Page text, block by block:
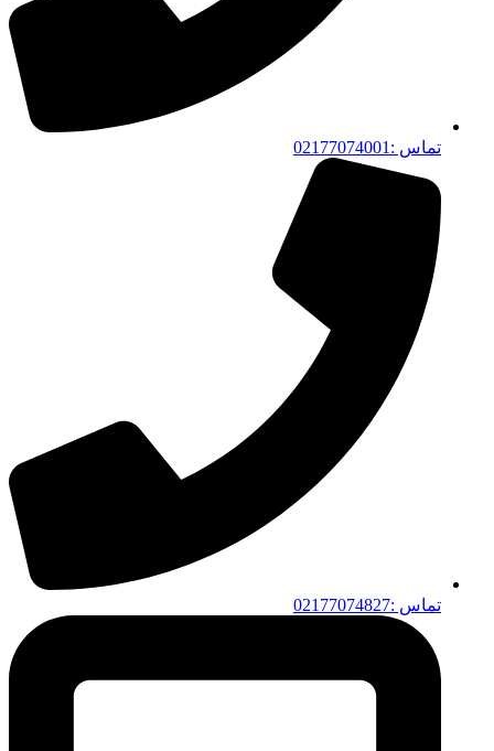
تماس :02177074001
تماس :02177074827